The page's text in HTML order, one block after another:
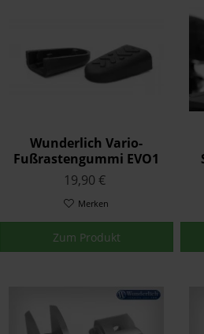
Wunderlich Vario-
Fußrastengummi EVO1
Satz Schwarz
19,90 €
Merken
Zum Produkt